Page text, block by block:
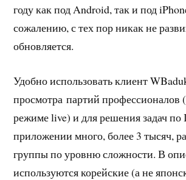
году как под Android, так и под
сожалению, с тех пор никак не
обновляется.
Удобно использовать клиент
просмотра партий профессионалов
режиме live) и для решения задач по
приложении много, более 3 тысяч,
группы по уровню сложности. В
используются корейские (а не